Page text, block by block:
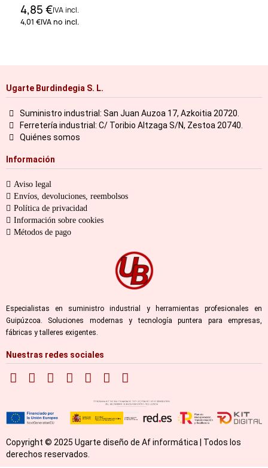
4,85 €IVA incl.
4,01 €IVA no incl.
Ugarte Burdindegia S. L.
Suministro industrial: San Juan Auzoa 17, Azkoitia 20720.
Ferretería industrial: C/ Toribio Altzaga S/N, Zestoa 20740.
Quiénes somos
Información
Aviso legal
Envíos, devoluciones, reembolsos
Política de privacidad
Información sobre cookies
Métodos de pago
Especialistas en suministro industrial y herramientas profesionales en
Guipúzcoa. Soluciones modernas y tecnología puntera para empresas,
fábricas y talleres exigentes.
Nuestras redes sociales
Copyright © 2025 Ugarte diseño de Af informática | Todos los
derechos reservados.